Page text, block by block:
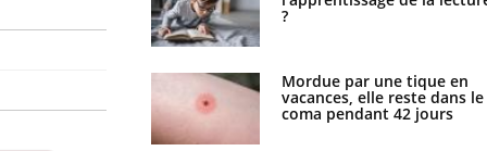
?
Mordue par une tique en
vacances, elle reste dans le
coma pendant 42 jours
contamination ?
Allergies alimentaires : une
nouvelle arme contre les
réactions sévères